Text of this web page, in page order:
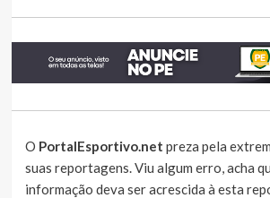
O PortalEsportivo.net preza pela
suas reportagens. Viu algum erro, acha
informação deva ser acrescida à esta